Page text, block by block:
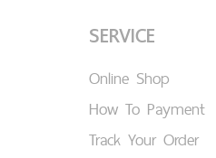
SERVICE
Online Shop
How To Payment
Track Your Order